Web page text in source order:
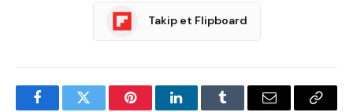
Takip et Flipboard